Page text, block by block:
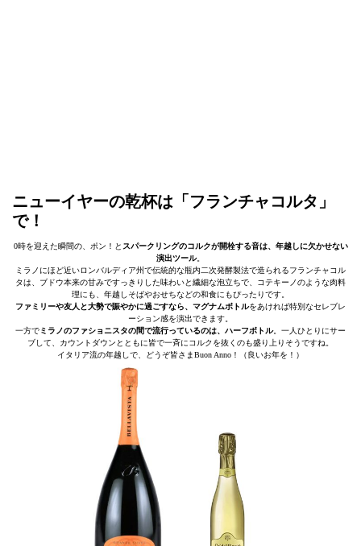
ニューイヤーの乾杯は「フランチャコルタ」
で！
0時を迎えた瞬間の、ポン！と スパークリングのコルクが開栓する音は、年越しに欠かせない
演出ツール。
ミラノにほど近いロンバルディア州で伝統的な瓶内二次発酵製法で造られるフランチャコル
タは、ブドウ本来の甘みですっきりした味わいと繊細な泡立ちで、コテキーノのような肉料
理にも、年越しそばやおせちなどの和食にもぴったりです。
ファミリーや友人と大勢で賑やかに過ごすなら、マグナムボトルをあければ特別なセレブレ
ーション感を演出できます。
一方でミラノのファショニスタの間で流行っているのは、ハーフボトル。一人ひとりにサー
ブして、カウントダウンとともに皆で一斉にコルクを抜くのも盛り上りそうですね。
イタリア流の年越しで、どうぞ皆さまBuon Anno！（良いお年を！）